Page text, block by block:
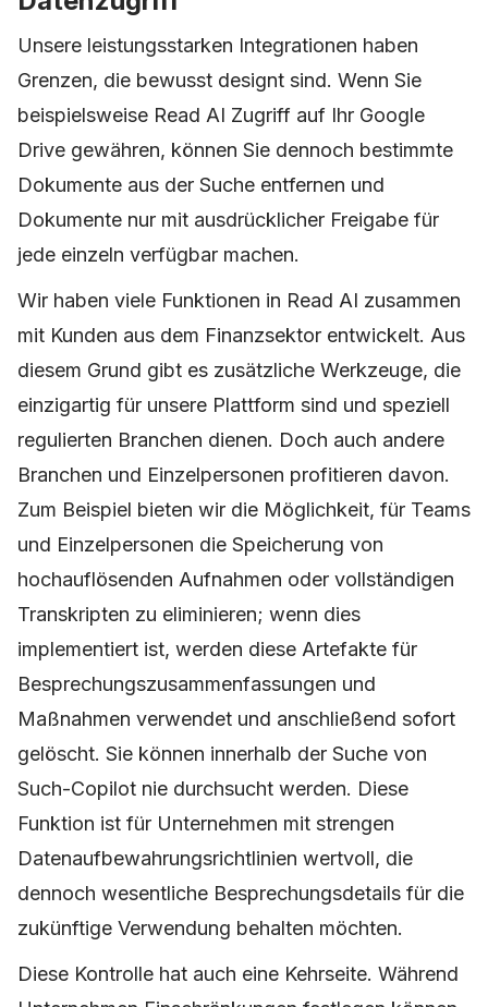
Unsere leistungsstarken Integrationen haben
Grenzen, die bewusst designt sind. Wenn Sie
beispielsweise Read AI Zugriff auf Ihr Google
Drive gewähren, können Sie dennoch bestimmte
Dokumente aus der Suche entfernen und
Dokumente nur mit ausdrücklicher Freigabe für
jede einzeln verfügbar machen.
Wir haben viele Funktionen in Read AI zusammen
mit Kunden aus dem Finanzsektor entwickelt. Aus
diesem Grund gibt es zusätzliche Werkzeuge, die
einzigartig für unsere Plattform sind und speziell
regulierten Branchen dienen. Doch auch andere
Branchen und Einzelpersonen profitieren davon.
Zum Beispiel bieten wir die Möglichkeit, für Teams
und Einzelpersonen die Speicherung von
hochauflösenden Aufnahmen oder vollständigen
Transkripten zu eliminieren; wenn dies
implementiert ist, werden diese Artefakte für
Besprechungszusammenfassungen und
Maßnahmen verwendet und anschließend sofort
gelöscht. Sie können innerhalb der Suche von
Such-Copilot nie durchsucht werden. Diese
Funktion ist für Unternehmen mit strengen
Datenaufbewahrungsrichtlinien wertvoll, die
dennoch wesentliche Besprechungsdetails für die
zukünftige Verwendung behalten möchten.
Diese Kontrolle hat auch eine Kehrseite. Während